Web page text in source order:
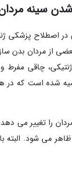
سینه
از مردان بدن
ژنتیکی، چاقی
شده است که در
را تغییر می
می شود. البته